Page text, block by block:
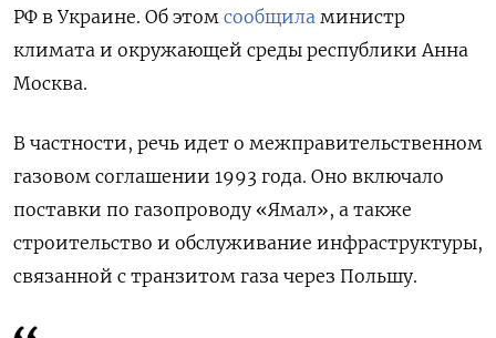
РФ в Украине. Об этом сообщила министр
климата и окружающей среды республики Анна
Москва.
В частности, речь идет о межправительственном
газовом соглашении 1993 года. Оно включало
поставки по газопроводу «Ямал», а также
строительство и обслуживание инфраструктуры,
связанной с транзитом газа через Польшу.